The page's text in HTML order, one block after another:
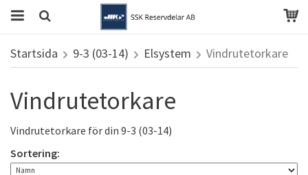
Startsida 9-3 (03-14) Elsystem Vindrutetorkare
Vindrutetorkare
Vindrutetorkare för din 9-3 (03-14)
Sortering: